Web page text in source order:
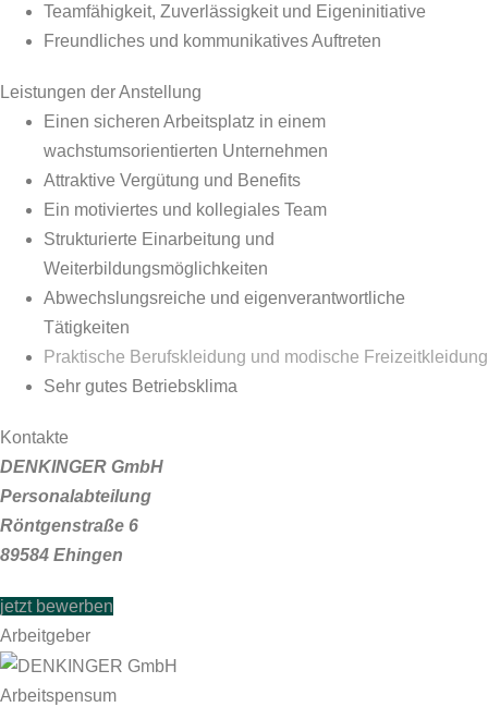
Teamfähigkeit, Zuverlässigkeit und Eigeninitiative
Freundliches und kommunikatives Auftreten
Leistungen der Anstellung
Einen sicheren Arbeitsplatz in einem
wachstumsorientierten Unternehmen
Attraktive Vergütung und Benefits
Ein motiviertes und kollegiales Team
Strukturierte Einarbeitung und
Weiterbildungsmöglichkeiten
Abwechslungsreiche und eigenverantwortliche
Tätigkeiten
Praktische Berufskleidung und modische Freizeitkleidung
Sehr gutes Betriebsklima
Kontakte
DENKINGER GmbH
Personalabteilung
Röntgenstraße 6
89584 Ehingen
jetzt bewerben
Arbeitgeber
Arbeitspensum